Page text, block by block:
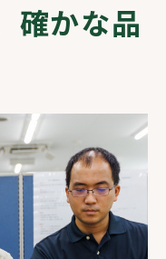
確かな品